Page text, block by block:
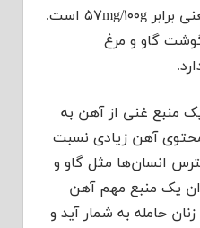
مشابه گوشت گاو و مرغ یعنی برابر ۵۷mg/۱۰۰g است.
گاو و مرغ
منبع غنی از آهن به
آهن زیادی نسبت
انسان‌ها مثل گاو و
یک منبع مهم آهن
حامله به شمار آید و